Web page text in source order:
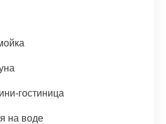
гостиница
на воде